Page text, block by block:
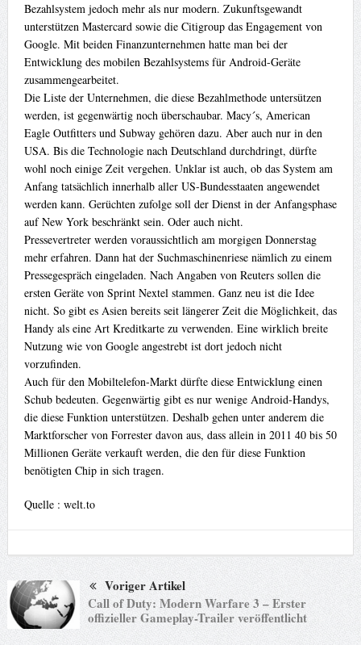
Bezahlsystem jedoch mehr als nur modern. Zukunftsgewandt
unterstützen Mastercard sowie die Citigroup das Engagement von
Google. Mit beiden Finanzunternehmen hatte man bei der
Entwicklung des mobilen Bezahlsystems für Android-Geräte
zusammengearbeitet.
Die Liste der Unternehmen, die diese Bezahlmethode untersützen
werden, ist gegenwärtig noch überschaubar. Macy´s, American
Eagle Outfitters und Subway gehören dazu. Aber auch nur in den
USA. Bis die Technologie nach Deutschland durchdringt, dürfte
wohl noch einige Zeit vergehen. Unklar ist auch, ob das System am
Anfang tatsächlich innerhalb aller US-Bundesstaaten angewendet
werden kann. Gerüchten zufolge soll der Dienst in der Anfangsphase
auf New York beschränkt sein. Oder auch nicht.
Pressevertreter werden voraussichtlich am morgigen Donnerstag
mehr erfahren. Dann hat der Suchmaschinenriese nämlich zu einem
Pressegespräch eingeladen. Nach Angaben von Reuters sollen die
ersten Geräte von Sprint Nextel stammen. Ganz neu ist die Idee
nicht. So gibt es Asien bereits seit längerer Zeit die Möglichkeit, das
Handy als eine Art Kreditkarte zu verwenden. Eine wirklich breite
Nutzung wie von Google angestrebt ist dort jedoch nicht
vorzufinden.
Auch für den Mobiltelefon-Markt dürfte diese Entwicklung einen
Schub bedeuten. Gegenwärtig gibt es nur wenige Android-Handys,
die diese Funktion unterstützen. Deshalb gehen unter anderem die
Marktforscher von Forrester davon aus, dass allein in 2011 40 bis 50
Millionen Geräte verkauft werden, die den für diese Funktion
benötigten Chip in sich tragen.
Quelle : welt.to
Voriger Artikel
Call of Duty: Modern Warfare 3 – Erster
offizieller Gameplay-Trailer veröffentlicht